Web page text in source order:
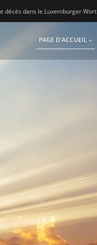
décès dans le Luxemburger Wort
PAGE D'ACCUEIL